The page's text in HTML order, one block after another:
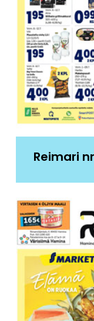
Reimari